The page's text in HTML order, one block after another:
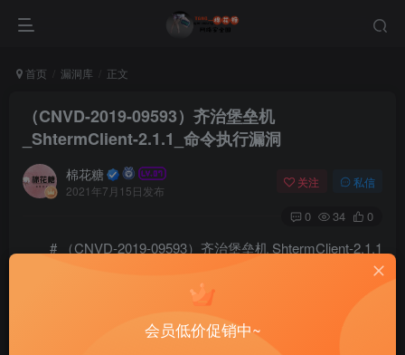
首页 漏洞库 正文
（CNVD-2019-09593）齐治堡垒机
_ShtermClient-2.1.1_命令执行漏洞
棉花糖
2021年7月15日发布
关注 私信
0 34 0
# （CNVD-2019-09593）齐治堡垒机 ShtermClient-2.1.1
=====================
会员低价促销中~